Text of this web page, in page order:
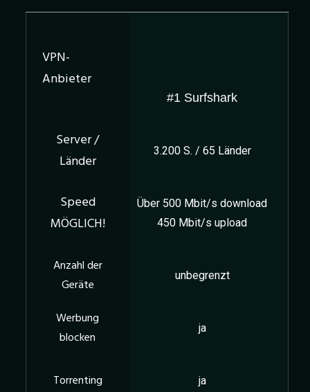
#1 Surfshark
3.200 S. / 65 Länder
Über 500 Mbit/s download
450 Mbit/s upload
unbegrenzt
ja
ja